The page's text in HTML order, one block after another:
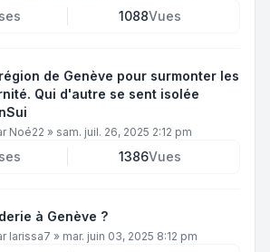
1088Vues
de Genève pour surmonter les
Qui d'autre se sent isolée
Noé22 » sam. juil. 26, 2025 2:12 pm
1386Vues
à Genève ?
larissa7 » mar. juin 03, 2025 8:12 pm